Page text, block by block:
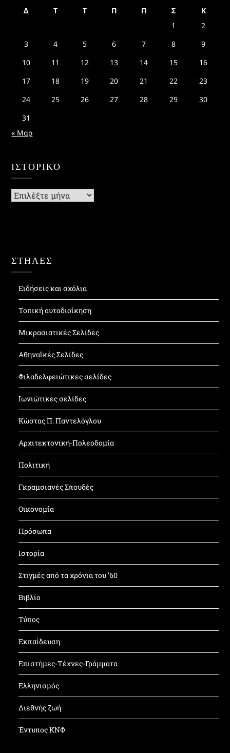
Δ Τ Τ Π Π Σ
Κ
1
2
3
4 5 6 7 8
9
10
11 12 13 14 15
16
17
18 19 20 21 22
23
24
25 26 27 28 29
30
31
« Μαρ
ΙΣΤΟΡΙΚΌ
Ιστορικό
ΣΤΗΛΕΣ
Ειδήσεις και σχόλια
Τοπική αυτοδιοίκηση
Μικρασιατικές Σελίδες
Αθηναϊκές Σελίδες
Φιλαδελφειώτικες σελίδες
Ιωνιώτικες σελίδες
Κώστας Π. Παντελόγλου
Αρχιτεκτονική-Πολεοδομία
Πολιτική
Γκραμσιανές Σπουδές
Οικονομία
Πρόσωπα
Ιστορία
Στιγμές από τα χρόνια του ’60
Βιβλίο
Τύπος
Εκπαίδευση
Επιστήμες-Τέχνες-Γράμματα
Ελληνισμός
Διεθνής ζωή
Έντυπος ΚΝΦ